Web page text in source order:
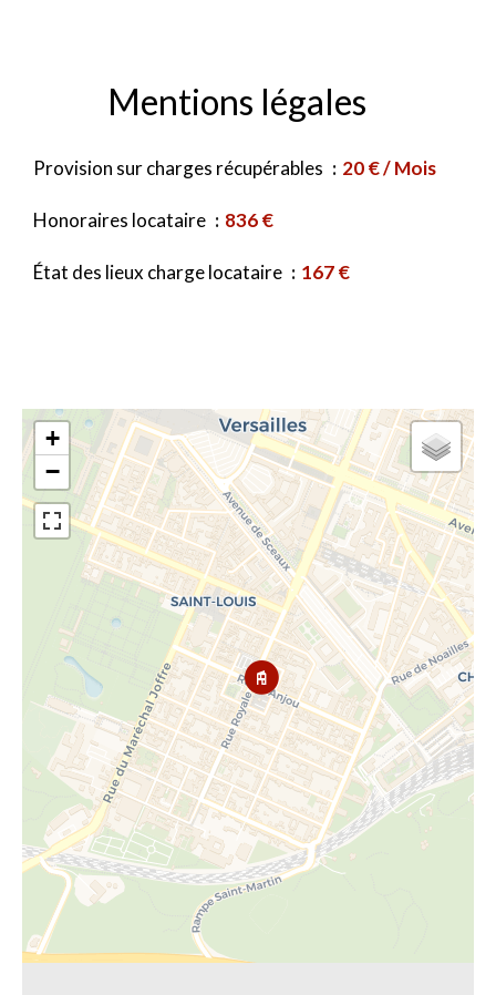
Mentions légales
Provision sur charges récupérables 20 € / Mois
Honoraires locataire 836 €
État des lieux charge locataire 167 €
+
−